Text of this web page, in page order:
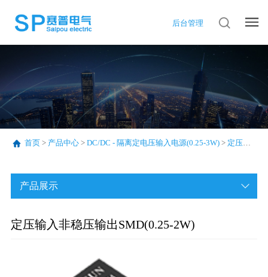
后台管理
首页> 产品中心> DC/DC - 隔离定电压输入电源(0.25-3W)> 定压输入非稳压输出SMD(0.25-2W)
产品展示
定压输入非稳压输出SMD(0.25-2W)